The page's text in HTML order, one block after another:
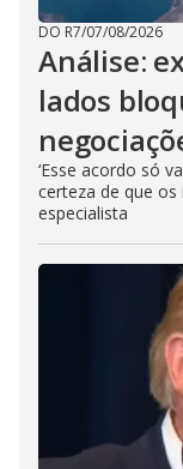
DO R7/07/08/2026
Análise:
lados
‘Esse acordo só
certeza de que os
especialista